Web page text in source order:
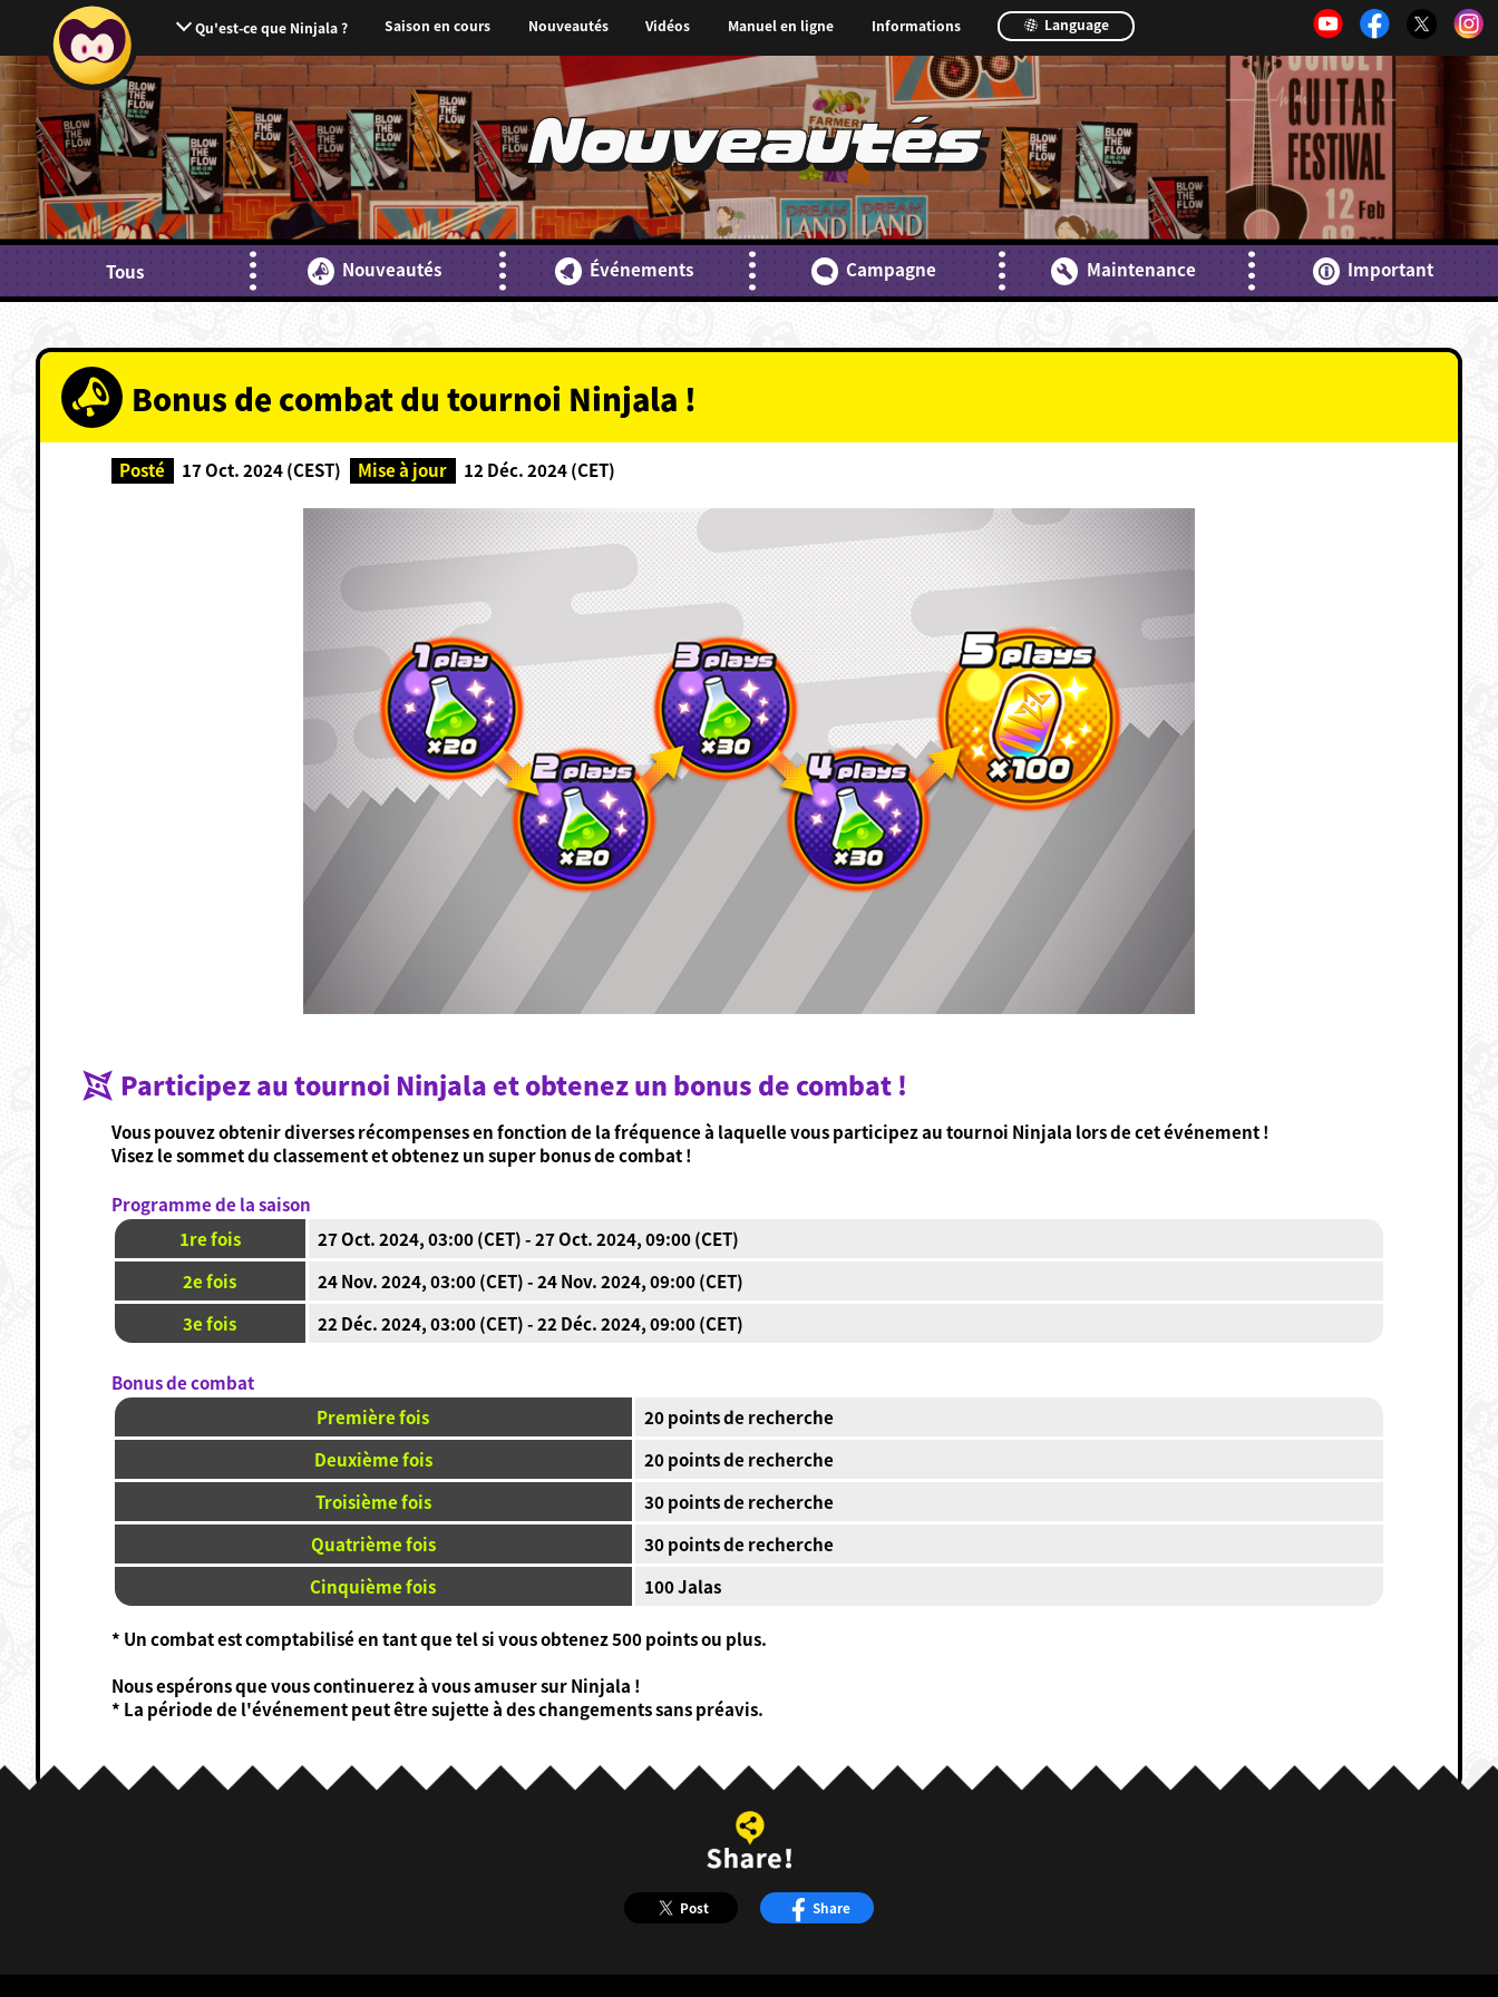
Qu'est-ce que Ninjala ? Saison en cours Nouveautés Vidéos Manuel en ligne Informations Language
Nouveautés
Tous Nouveautés Événements Campagne Maintenance Important
Bonus de combat du tournoi Ninjala !
Posté 17 Oct. 2024 (CEST) Mise à jour 12 Déc. 2024 (CET)
Participez au tournoi Ninjala et obtenez un bonus de combat !
Vous pouvez obtenir diverses récompenses en fonction de la fréquence à laquelle vous participez au tournoi Ninjala lors de cet événement !
Visez le sommet du classement et obtenez un super bonus de combat !
Programme de la saison
1re fois
27 Oct. 2024, 03:00 (CET) - 27 Oct. 2024, 09:00 (CET)
2e fois
24 Nov. 2024, 03:00 (CET) - 24 Nov. 2024, 09:00 (CET)
3e fois
22 Déc. 2024, 03:00 (CET) - 22 Déc. 2024, 09:00 (CET)
Bonus de combat
Première fois
20 points de recherche
Deuxième fois
20 points de recherche
Troisième fois
30 points de recherche
Quatrième fois
30 points de recherche
Cinquième fois
100 Jalas
* Un combat est comptabilisé en tant que tel si vous obtenez 500 points ou plus.
Nous espérons que vous continuerez à vous amuser sur Ninjala !
* La période de l'événement peut être sujette à des changements sans préavis.
Post Share